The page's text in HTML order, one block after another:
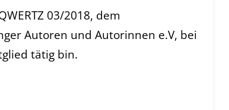
03/2018, dem
Autoren und Autorinnen e.V, bei
tätig bin.